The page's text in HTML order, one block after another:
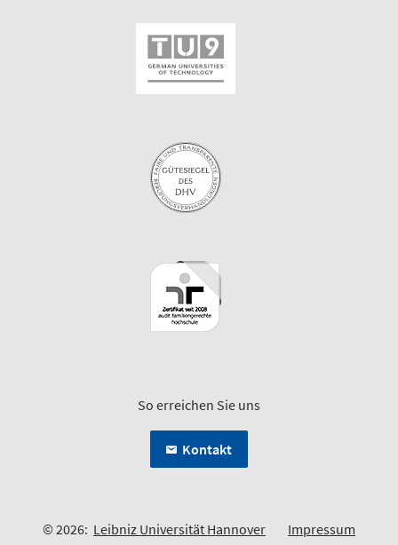
So erreichen Sie uns
Kontakt
© 2026: Leibniz Universität Hannover Impressum